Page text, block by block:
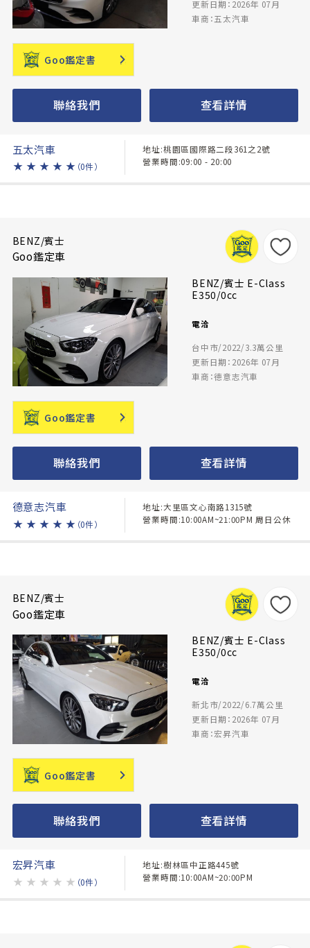
更新日期：2026年 07月
車商：五太汽車
Goo鑑定書
聯絡我們 查看詳情
五太汽車
★ ★ ★ ★ ★ （0件）
地址:桃園區國際路二段361之2號
營業時間:09:00 - 20:00
BENZ/賓士
Goo鑑定車
BENZ/賓士 E-Class
E350/0cc
電洽
台中市/2022/3.3萬公里
更新日期：2026年 07月
車商：德意志汽車
Goo鑑定書
聯絡我們 查看詳情
德意志汽車
★ ★ ★ ★ ★ （0件）
地址:大里區文心南路1315號
營業時間:10:00AM~21:00PM 周日公休
BENZ/賓士
Goo鑑定車
BENZ/賓士 E-Class
E350/0cc
電洽
新北市/2022/6.7萬公里
更新日期：2026年 07月
車商：宏昇汽車
Goo鑑定書
聯絡我們 查看詳情
宏昇汽車
★ ★ ★ ★ ★ （0件）
地址:樹林區中正路445號
營業時間:10:00AM~20:00PM